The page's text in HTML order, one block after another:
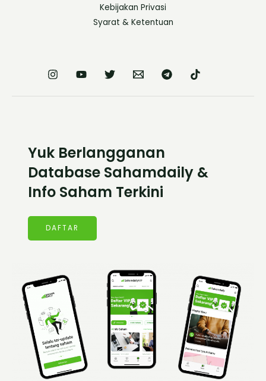
Kebijakan Privasi
Syarat & Ketentuan
Yuk Berlangganan
Database Sahamdaily &
Info Saham Terkini
DAFTAR